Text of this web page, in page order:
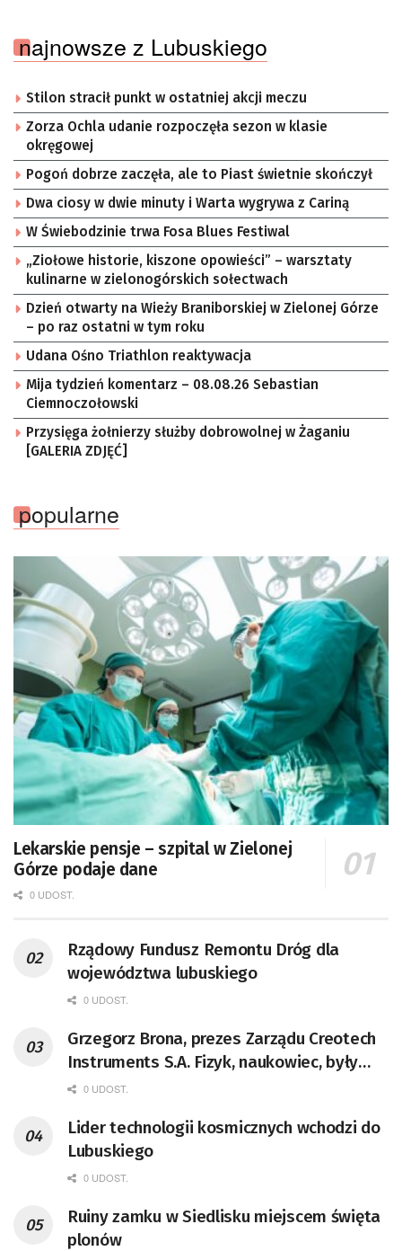
najnowsze z Lubuskiego
Stilon stracił punkt w ostatniej akcji meczu
Zorza Ochla udanie rozpoczęła sezon w klasie
okręgowej
Pogoń dobrze zaczęła, ale to Piast świetnie skończył
Dwa ciosy w dwie minuty i Warta wygrywa z Cariną
W Świebodzinie trwa Fosa Blues Festiwal
„Ziołowe historie, kiszone opowieści” – warsztaty
kulinarne w zielonogórskich sołectwach
Dzień otwarty na Wieży Braniborskiej w Zielonej Górze
– po raz ostatni w tym roku
Udana Ośno Triathlon reaktywacja
Mija tydzień komentarz – 08.08.26 Sebastian
Ciemnoczołowski
Przysięga żołnierzy służby dobrowolnej w Żaganiu
[GALERIA ZDJĘĆ]
popularne
Lekarskie pensje – szpital w Zielonej
Górze podaje dane
0 UDOST.
Rządowy Fundusz Remontu Dróg dla
województwa lubuskiego
0 UDOST.
Grzegorz Brona, prezes Zarządu Creotech
Instruments S.A. Fizyk, naukowiec, były
pracownik CERN w Genewie,
doktor habilitowany nauk fizycznych,
koordynator Rady Sektorowej ds.
Kompetencji Przemysłu Lotniczo-
Badań Kosmicznych i Satelitarnych PAN.
0 UDOST.
Lider technologii kosmicznych wchodzi do
Lubuskiego
0 UDOST.
Ruiny zamku w Siedlisku miejscem święta
plonów